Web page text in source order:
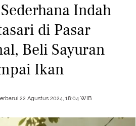
Indah
di Pasar
Beli Sayuran
Ikan
22 Agustus 2024, 18:04 WIB